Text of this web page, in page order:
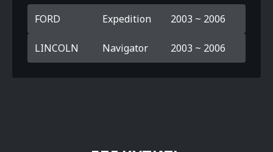
FORD Expedition 2003 ~ 2006
LINCOLN Navigator 2003 ~ 2006